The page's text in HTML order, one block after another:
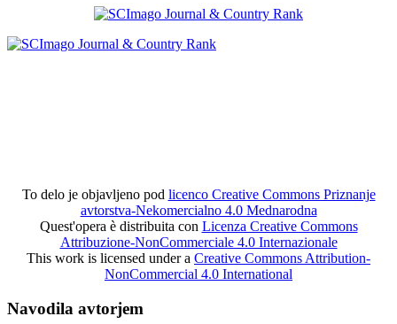
To delo je objavljeno pod licenco Creative Commons Priznanje
avtorstva-Nekomercialno 4.0 Mednarodna
Quest'opera è distribuita con Licenza Creative Commons
Attribuzione-NonCommerciale 4.0 Internazionale
This work is licensed under a Creative Commons Attribution-
NonCommercial 4.0 International
Navodila avtorjem